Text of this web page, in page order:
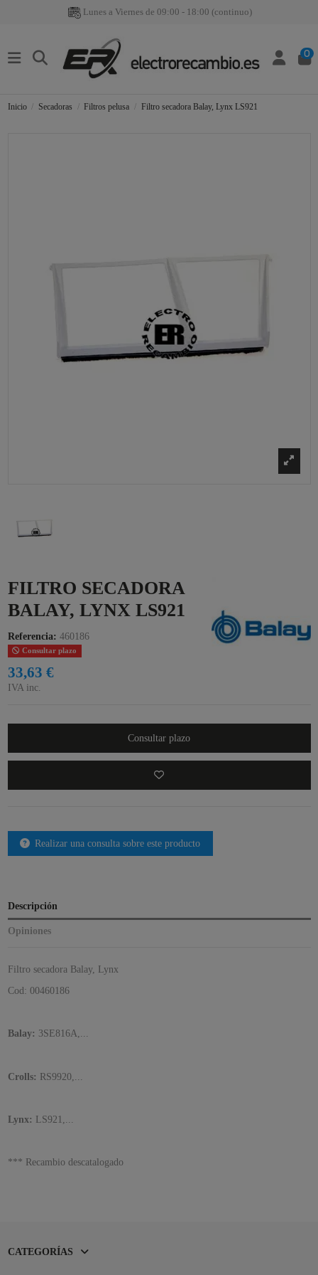
Lunes a Viernes de 09:00 - 18:00 (continuo)
0
Inicio Secadoras Filtros pelusa Filtro secadora Balay, Lynx LS921
FILTRO SECADORA
BALAY, LYNX LS921
Referencia: 460186
Consultar plazo
33,63 €
IVA inc.
Consultar plazo
Realizar una consulta sobre este producto
Descripción
Opiniones
Filtro secadora Balay, Lynx
Cod: 00460186
Balay: 3SE816A,...
Crolls: RS9920,...
Lynx: LS921,...
*** Recambio descatalogado
CATEGORÍAS